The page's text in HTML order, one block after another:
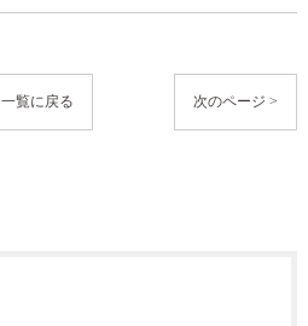
一覧に戻る 次のページ >